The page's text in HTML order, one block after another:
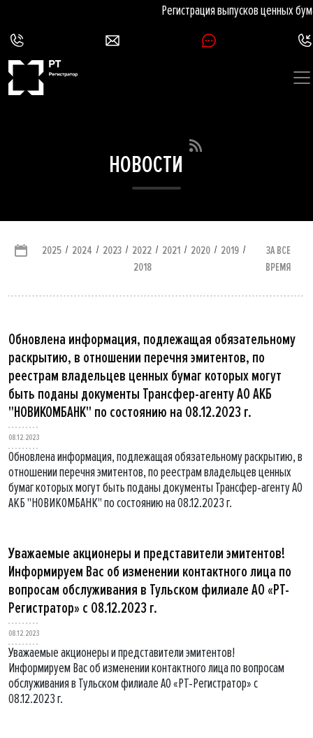
Регистрация выпусков ценных
НОВОСТИ
2025 / 2024 / 2023 / 2022 / 2021 / 2020 / 2019 /
2018
ЗА ВСЕ
ВРЕМЯ
Обновлена информация, подлежащая обязательному
раскрытию, в отношении перечня эмитентов, по
реестрам владельцев ценных бумаг которых могут
быть поданы документы Трансфер-агенту АО АКБ
"НОВИКОМБАНК" по состоянию на 08.12.2023 г.
08.12.2023
Обновлена информация, подлежащая обязательному раскрытию, в
отношении перечня эмитентов, по реестрам владельцев ценных
бумаг которых могут быть поданы документы Трансфер-агенту АО
АКБ "НОВИКОМБАНК" по состоянию на 08.12.2023 г.
Уважаемые акционеры и представители эмитентов!
Информируем Вас об изменении контактного лица по
вопросам обслуживания в Тульском филиале АО «РТ-
Регистратор» с 08.12.2023 г.
08.12.2023
Уважаемые акционеры и представители эмитентов!
Информируем Вас об изменении контактного лица по вопросам
обслуживания в Тульском филиале АО «РТ-Регистратор» с
08.12.2023 г.